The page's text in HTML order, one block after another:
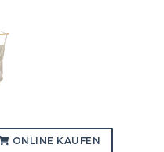
ONLINE KAUFEN